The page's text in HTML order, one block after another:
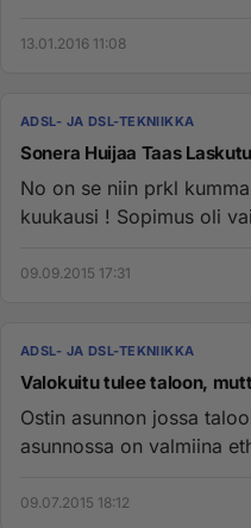
13.01.2016 11:08
ADSL- JA DSL-TEKNIIKKA
Sonera Huijaa Taas
No on se niin prkl
kuukausi ! Sopimus oli vain
09.09.2015 17:31
ADSL- JA DSL-TEKNIIKKA
Valokuitu tulee taloon,
Ostin asunnon jossa
asunnossa on valmiina
09.07.2015 18:12